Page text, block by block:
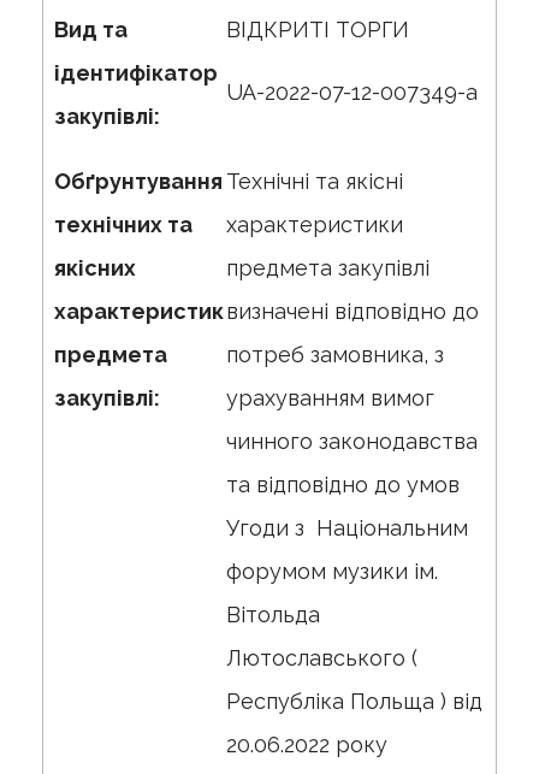
Вид та
ідентифікатор
закупівлі:
ВІДКРИТІ ТОРГИ
UA-2022-07-12-007349-a
Обґрунтування
технічних та
якісних
характеристик
предмета
закупівлі:
Технічні та якісні
характеристики
предмета закупівлі
визначені відповідно до
потреб замовника, з
урахуванням вимог
чинного законодавства
та відповідно до умов
Угоди з Національним
форумом музики ім.
Вітольда
Лютославського (
Республіка Польща ) від
20.06.2022 року